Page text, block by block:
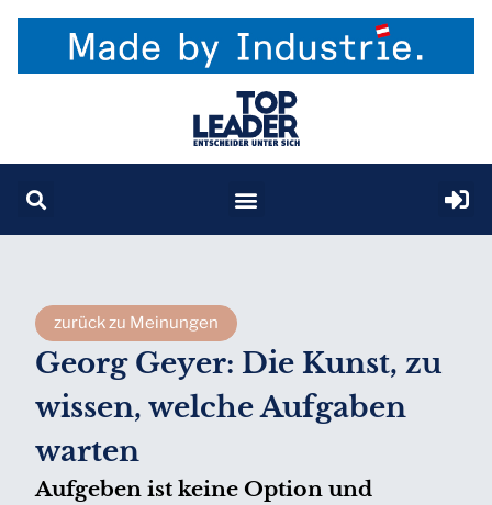
zurück zu Meinungen
Georg Geyer: Die Kunst, zu
wissen, welche Aufgaben
warten
Aufgeben ist keine Option und